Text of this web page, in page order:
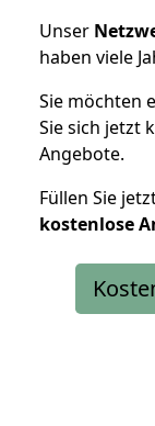
Unser
haben viele
Sie möchten
Sie sich jetzt
Angebote.
Füllen Sie
kostenlose